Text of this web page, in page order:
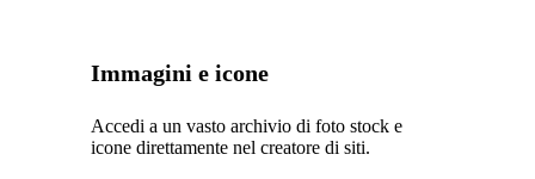
Immagini e icone
Accedi a un vasto archivio di foto stock e
icone direttamente nel creatore di siti.